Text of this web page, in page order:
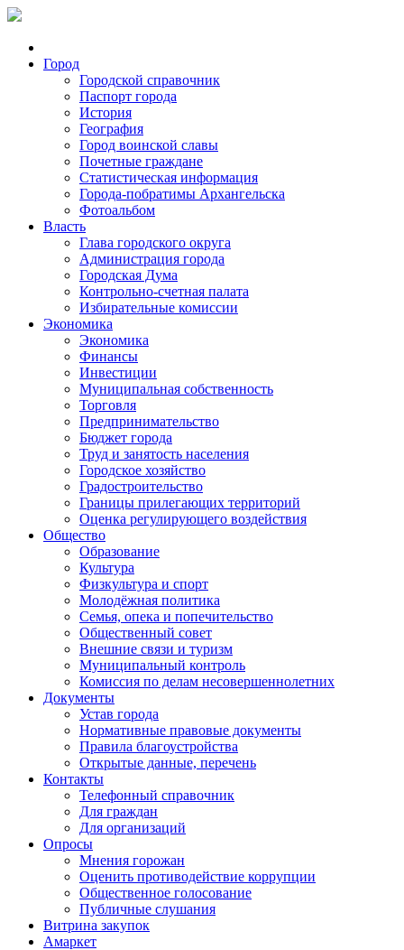
Город
Городской справочник
Паспорт города
История
География
Город воинской славы
Почетные граждане
Статистическая информация
Города-побратимы Архангельска
Фотоальбом
Власть
Глава городского округа
Администрация города
Городская Дума
Контрольно-счетная палата
Избирательные комиссии
Экономика
Экономика
Финансы
Инвестиции
Муниципальная собственность
Торговля
Предпринимательство
Бюджет города
Труд и занятость населения
Городское хозяйство
Градостроительство
Границы прилегающих территорий
Оценка регулирующего воздействия
Общество
Образование
Культура
Физкультура и спорт
Молодёжная политика
Семья, опека и попечительство
Общественный совет
Внешние связи и туризм
Муниципальный контроль
Комиссия по делам несовершеннолетних
Документы
Устав города
Нормативные правовые документы
Правила благоустройства
Открытые данные, перечень
Контакты
Телефонный справочник
Для граждан
Для организаций
Опросы
Мнения горожан
Оценить противодействие коррупции
Общественное голосование
Публичные слушания
Витрина закупок
Амаркет